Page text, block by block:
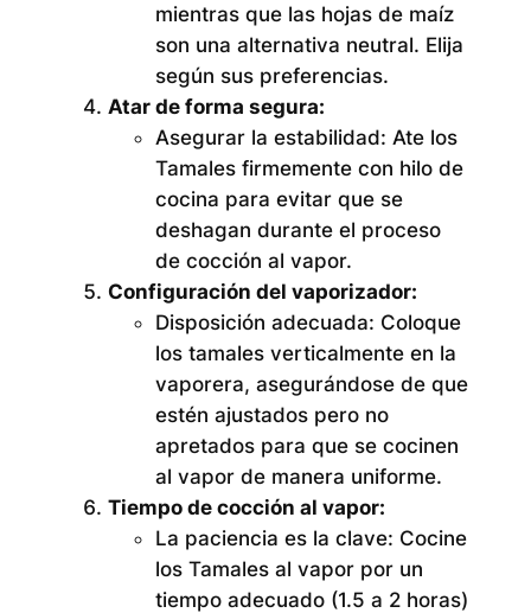
mientras que las hojas de maíz
son una alternativa neutral. Elija
según sus preferencias.
Atar de forma segura:
Asegurar la estabilidad: Ate los
Tamales firmemente con hilo de
cocina para evitar que se
deshagan durante el proceso
de cocción al vapor.
Configuración del vaporizador:
Disposición adecuada: Coloque
los tamales verticalmente en la
vaporera, asegurándose de que
estén ajustados pero no
apretados para que se cocinen
al vapor de manera uniforme.
Tiempo de cocción al vapor:
La paciencia es la clave: Cocine
los Tamales al vapor por un
tiempo adecuado (1.5 a 2 horas)